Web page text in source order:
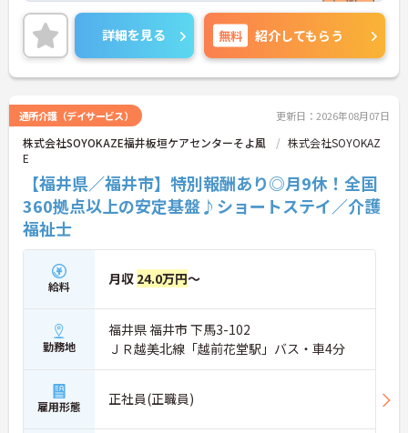
ーティング等を通じた職種を超えたチームワークが
根付いており、人間関係の不安なく安心して業務に
取り組める環境です。また、日々の頑張りやチーム
への貢献は、賞与とは別の「特別報酬」としてしっ
かりと評価・還元される独自の制度も大きな魅力と
を存分に活かせるだけでなく、勤務時間内での資格
取得支援制度を活用し、将来的にケアマネジャーや
センター長といった多彩なキャリアパスへの挑戦も
シュ休暇や残業少なめの環境など、ワークライフバ
ランスを大切にしながら長期的なキャリア形成を目
指す方に、自信を持っておすすめできる求人です。
★おすすめPOINT★
する定着率の高さと安心のチームワーク】
・毎朝のミーティングで職種を超えた情報共有を徹
底しており、人間関係の不安なく業務に集中できま
す。
・理念が現場の隅々にまで浸透しているからこそ平
均勤続年数は7.2年と長く、腰を据えて働ける環境で
【介護福祉士の経験を活かし、さらなる高みを目指
詳細を見る 無料 紹介してもらう
通所介護（デイサービス） 更新日：2026年08月07日
株式会社SOYOKAZE福井板垣ケアセンターそよ風
株式会社SOYOKAZ
E
【福井県／福井市】特別報酬あり◎月9休！全国
360拠点以上の安定基盤♪ショートステイ／介護
福祉士
給料 月収 24.0万円～
勤務地
福井県 福井市 下馬3-102
ＪＲ越美北線「越前花堂駅」バス・車4分
雇用形態 正社員(正職員)